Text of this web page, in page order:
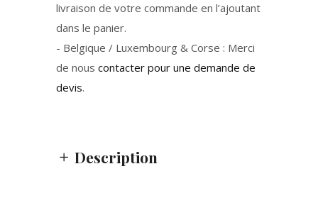
livraison de votre commande en l’ajoutant
dans le panier.
- Belgique / Luxembourg & Corse : Merci
de nous contacter pour une demande de
devis.
Description